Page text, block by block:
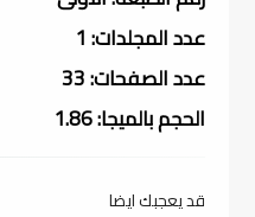
عدد المجلدات: 1
عدد الصفحات: 33
الحجم بالميجا: 1.86
قد يعجبك ايضا